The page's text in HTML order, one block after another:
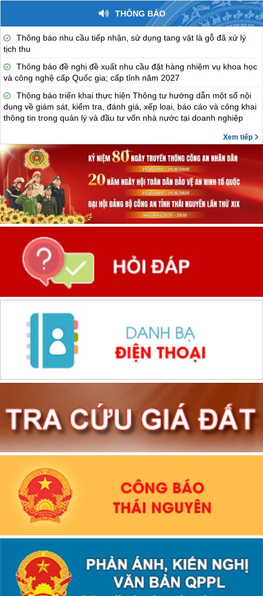
THÔNG BÁO
Thông báo nhu cầu tiếp nhận, sử dụng tang vật là gỗ đã xử lý
tịch thu
Thông báo đề nghị đề xuất nhu cầu đặt hàng nhiệm vụ khoa học
và công nghệ cấp Quốc gia; cấp tỉnh năm 2027
Thông báo triển khai thực hiện Thông tư hướng dẫn một số nội
dung về giám sát, kiểm tra, đánh giá, xếp loại, báo cáo và công khai
thông tin trong quản lý và đầu tư vốn nhà nước tại doanh nghiệp
Xem tiếp